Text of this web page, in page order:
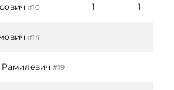
#10 1 1
#14
#19